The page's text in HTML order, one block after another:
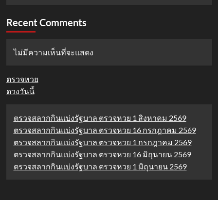
Recent Comments
ไม่มีความเห็นที่จะแสดง
ตรวจหวย
ดวงวันนี้
ตรวจสลากกินแบ่งรัฐบาล ตรวจหวย 1 สิงหาคม 2569
ตรวจสลากกินแบ่งรัฐบาล ตรวจหวย 16 กรกฎาคม 2569
ตรวจสลากกินแบ่งรัฐบาล ตรวจหวย 1 กรกฎาคม 2569
ตรวจสลากกินแบ่งรัฐบาล ตรวจหวย 16 มิถุนายน 2569
ตรวจสลากกินแบ่งรัฐบาล ตรวจหวย 1 มิถุนายน 2569